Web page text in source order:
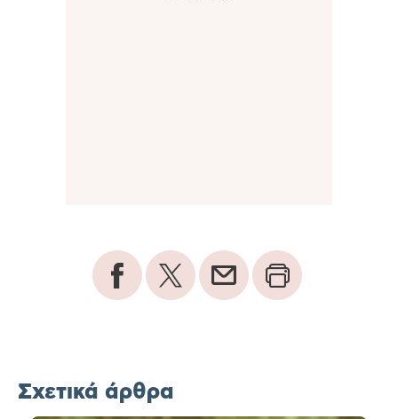
Σχετικά άρθρα